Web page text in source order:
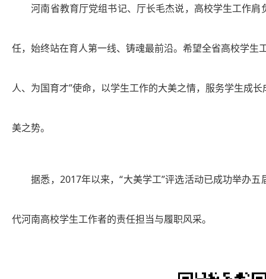
河南省教育厅党组书记、厅长毛杰说，高校学生工作
任，始终站在育人第一线、铸魂最前沿。希望全省高校学生
人、为国育才”使命，以学生工作的大美之情，服务学生成
美之势。
据悉，2017年以来，“大美学工”评选活动已成功举办
代河南高校学生工作者的责任担当与履职风采。